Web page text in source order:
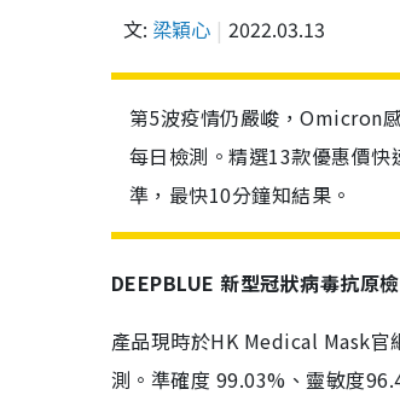
文: 梁穎心 2022.03.13
第5波疫情仍嚴峻，Omicron
每日檢測。精選13款優惠價
準，最快10分鐘知結果。
DEEPBLUE 新型冠狀病毒抗原
產品現時於HK Medical Mask官
測。準確度 99.03%、靈敏度